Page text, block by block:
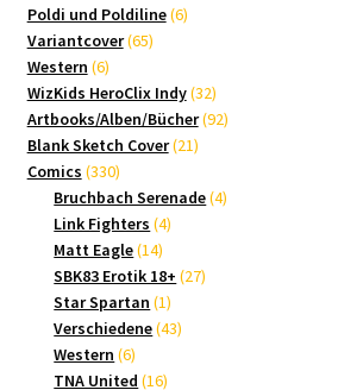
Produkte
Poldi und Poldiline 66
Variantcover 6565
Western 66
Produkte
WizKids HeroClix Indy 3232
Produkte
Artbooks/Alben/Bücher 9292
Blank Sketch Cover 2121
Comics 330330
Produkte
Bruchbach Serenade 44
Link Fighters 44
Matt Eagle 1414
Produkte
SBK83 Erotik 18+ 2727
Star Spartan 11
Produkt
Verschiedene 4343
Western 66
Produkte
TNA United 1616